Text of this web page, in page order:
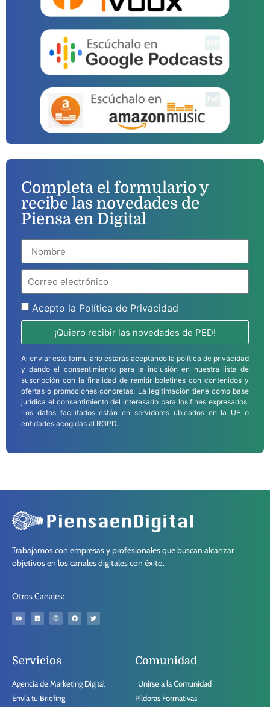
Completa el formulario y
recibe las novedades de
Piensa en Digital
Acepto la Política de Privacidad
¡Quiero recibir las novedades de PED!
Al enviar este formulario estarás aceptando la política de privacidad
y dando el consentimiento para la inclusión en nuestra lista de
suscripción con la finalidad de remitir boletines con contenidos y
ofertas o promociones concretas. La legitimación tiene como base
jurídica el consentimiento del interesado para los fines expresados.
Los datos facilitados están en servidores ubicados en la UE o
entidades acogidas al RGPD.
Trabajamos con empresas y profesionales que buscan alcanzar
objetivos en los canales digitales con éxito.
Otros Canales:
Servicios
Agencia de Marketing Digital
Envía tu Briefing
Comunidad
Unirse a la Comunidad
Píldoras Formativas